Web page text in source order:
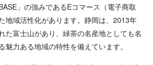
」の強みであるEコマース（電子商取
地域活性化があります。静岡は、2013年
た富士山があり、緑茶の名産地としても名
魅力ある地域の特性を備えています。